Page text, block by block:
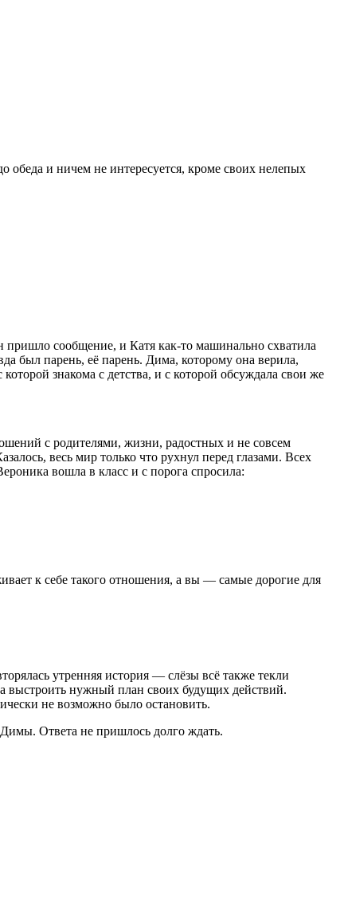
обеда и ничем не интересуется, кроме своих нелепых
пришло сообщение, и Катя как-то машинально схватила
был парень, её парень. Дима, которому она верила,
знакома с детства, и с которой обсуждала свои же
с родителями, жизни, радостных и не совсем
весь мир только что рухнул перед глазами. Всех
вошла в класс и с порога спросила:
к себе такого отношения, а вы — самые дорогие для
утренняя история — слёзы всё также текли
выстроить нужный план своих будущих действий.
не возможно было остановить.
Димы. Ответа не пришлось долго ждать.